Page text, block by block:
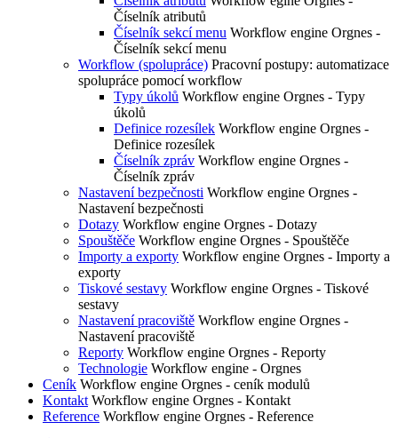
Číselník atributů
Číselník sekcí menu Workflow engine Orgnes -
Číselník sekcí menu
Workflow (spolupráce) Pracovní postupy: automatizace
spolupráce pomocí workflow
Typy úkolů Workflow engine Orgnes - Typy
úkolů
Definice rozesílek Workflow engine Orgnes -
Definice rozesílek
Číselník zpráv Workflow engine Orgnes -
Číselník zpráv
Nastavení bezpečnosti Workflow engine Orgnes -
Nastavení bezpečnosti
Dotazy Workflow engine Orgnes - Dotazy
Spouštěče Workflow engine Orgnes - Spouštěče
Importy a exporty Workflow engine Orgnes - Importy a
exporty
Tiskové sestavy Workflow engine Orgnes - Tiskové
sestavy
Nastavení pracoviště Workflow engine Orgnes -
Nastavení pracoviště
Reporty Workflow engine Orgnes - Reporty
Technologie Workflow engine - Orgnes
Ceník Workflow engine Orgnes - ceník modulů
Kontakt Workflow engine Orgnes - Kontakt
Reference Workflow engine Orgnes - Reference